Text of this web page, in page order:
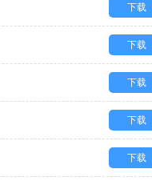
下载
下载
下载
下载
下载